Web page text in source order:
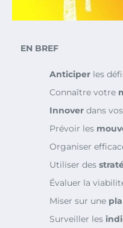
EN BREF
Anticiper les
Connaître votre
Innover dans
Prévoir les
Organiser
Utiliser des
Évaluer la
Miser sur une
Surveiller les